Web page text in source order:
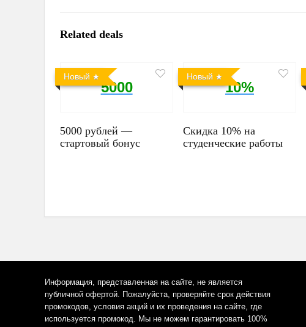
Related deals
Новый
5000
5000 рублей —
стартовый бонус
Новый
10%
Скидка 10% на
студенческие работы
Информация, представленная на сайте, не является
публичной офертой. Пожалуйста, проверяйте срок действия
промокодов, условия акций и их проведения на сайте, где
используется промокод. Мы не можем гарантировать 100%